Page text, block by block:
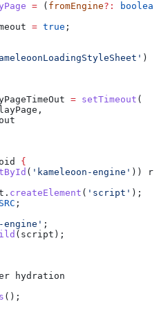
= ( fromEngine?:
boolean
= true ;
)
= setTimeout (
,
{
( 'kameleoon-engine' ))
. createElement ( 'script' );
;
engine' ;
( script );
hydration
();